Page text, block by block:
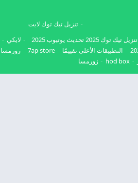
تنزيل تيك توك 2025
تنزيل تيك توك لايت
تحديث يوتيوب 2025
لايكي
التطبيقات الأعلى تقييمًا 7ap store زورمسا
hod box زورمسا